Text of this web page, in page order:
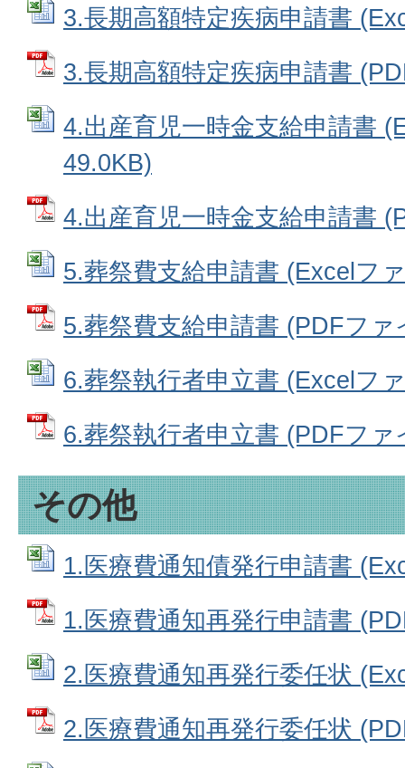
3.長期高額特定疾病申請書
3.長期高額特定疾病申請書
4.出産育児一時金支給申請書
49.0KB)
4.出産育児一時金支給申請書
5.葬祭費支給申請書 (Excelフ
5.葬祭費支給申請書 (PDFファ
6.葬祭執行者申立書 (Excelフ
6.葬祭執行者申立書 (PDFファ
その他
1.医療費通知債発行申請書
1.医療費通知再発行申請書
2.医療費通知再発行委任状
2.医療費通知再発行委任状